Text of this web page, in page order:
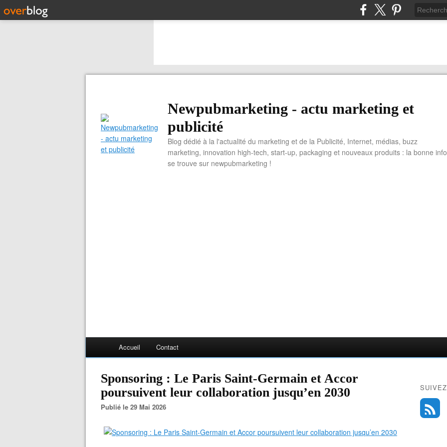
Newpubmarketing - actu marketing et
publicité
Blog dédié à la l'actualité du marketing et de la Publicité, Internet, médias, buzz
marketing, innovation high-tech, start-up, packaging et nouveaux produits : la bonne info
se trouve sur newpubmarketing !
Accueil Contact
Sponsoring : Le Paris Saint-Germain et Accor
poursuivent leur collaboration jusqu’en 2030
Publié le 29 Mai 2026